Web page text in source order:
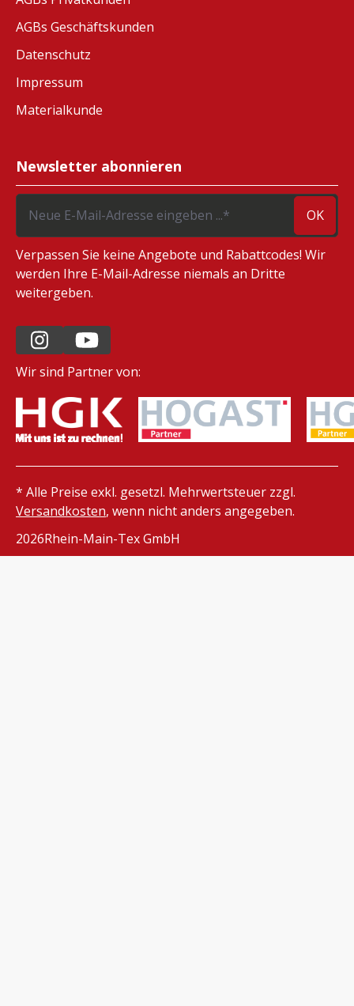
AGBs Geschäftskunden
Datenschutz
Impressum
Materialkunde
Newsletter abonnieren
OK
Verpassen Sie keine Angebote und Rabattcodes! Wir
werden Ihre E-Mail-Adresse niemals an Dritte
weitergeben.
Wir sind Partner von:
* Alle Preise exkl. gesetzl. Mehrwertsteuer zzgl.
Versandkosten, wenn nicht anders angegeben.
2026Rhein-Main-Tex GmbH